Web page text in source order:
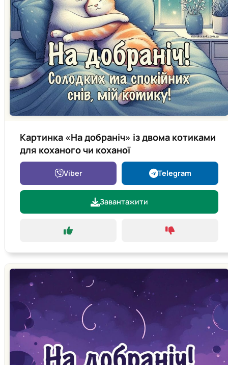
Картинка «На добраніч» із двома котиками
для коханого чи коханої
Viber Telegram
Завантажити